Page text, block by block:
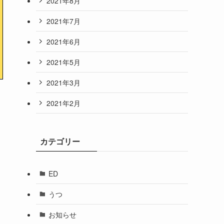
2021年7月
2021年6月
2021年5月
2021年3月
2021年2月
カテゴリー
ED
うつ
お知らせ